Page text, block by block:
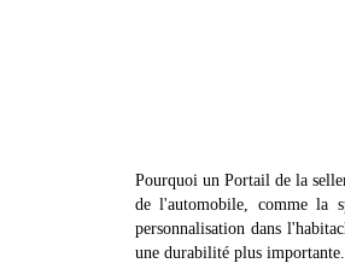
Pourquoi un Portail de la
de l'automobile, comme la
personnalisation dans
une durabilité plus